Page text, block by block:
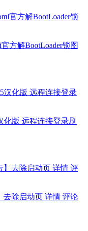
方解BootLoader锁图
化版 远程连接登录刷
去除启动页 详情 评论